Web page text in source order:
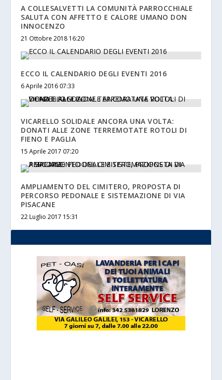
A COLLESALVETTI LA COMUNITÀ PARROCCHIALE
SALUTA CON AFFETTO E CALORE UMANO DON
INNOCENZO
21 Ottobre 2018 16:20
ECCO IL CALENDARIO DEGLI EVENTI 2016
6 Aprile 2016 07:33
VICARELLO SOLIDALE ANCORA UNA VOLTA:
DONATI ALLE ZONE TERREMOTATE ROTOLI DI
FIENO E PAGLIA
15 Aprile 2017 07:20
AMPLIAMENTO DEL CIMITERO, PROPOSTA DI
PERCORSO PEDONALE E SISTEMAZIONE DI VIA
PISACANE
22 Luglio 2017 15:31